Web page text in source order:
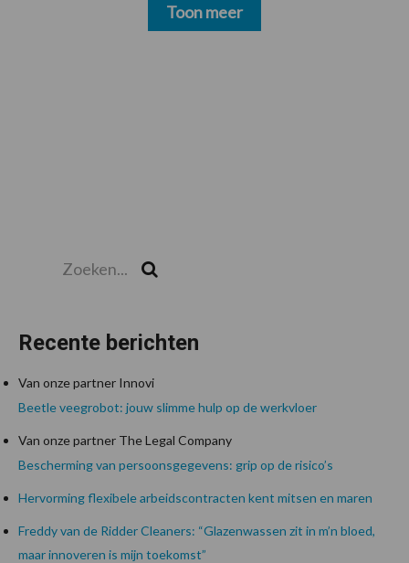
Toon meer
Recente berichten
Van onze partner Innovi
Beetle veegrobot: jouw slimme hulp op de werkvloer
Van onze partner The Legal Company
Bescherming van persoonsgegevens: grip op de risico’s
Hervorming flexibele arbeidscontracten kent mitsen en maren
Freddy van de Ridder Cleaners: “Glazenwassen zit in m’n bloed,
maar innoveren is mijn toekomst”